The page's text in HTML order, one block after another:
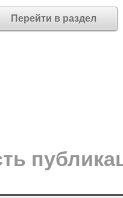
Перейти в раздел